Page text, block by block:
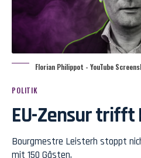
Florian Philippot - YouTube
POLITIK
EU-Zensur trifft
Bourgmestre Leisterh stoppt
mit 150 Gästen.